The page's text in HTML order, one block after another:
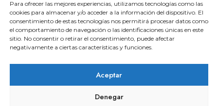
Para ofrecer las mejores experiencias, utilizamos tecnologías como las
cookies para almacenar y/o acceder a la información del dispositivo. El
consentimiento de estas tecnologías nos permitirá procesar datos como
el comportamiento de navegación o las identificaciones únicas en este
sitio. No consentir o retirar el consentimiento, puede afectar
negativamente a ciertas características y funciones.
Aceptar
Denegar